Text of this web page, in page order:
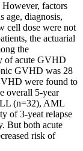
factors
age, diagnosis,
cell dose were not
the actuarial
the
of acute GVHD
GVHD was 28
were found to
overall 5-year
(n=32), AML
of 3-yeat relapse
But both acute
risk of